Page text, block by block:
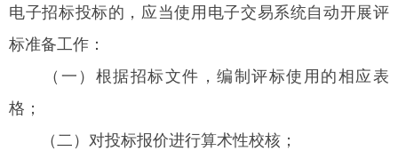
电子招标投标的，应当使用电子交易系统自动开展评
标准备工作：
（一）根据招标文件，编制评标使用的相应表
格；
（二）对投标报价进行算术性校核；